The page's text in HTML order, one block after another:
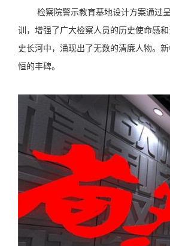
检察院警示教育基地设计方案通过
训，增强了广大检察人员的历史使命感
史长河中，涌现出了无数的清廉人物。
恒的丰碑。